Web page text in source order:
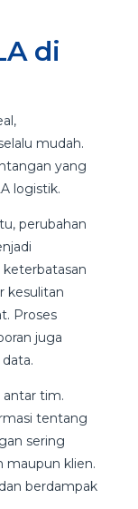
di
mudah.
yang
logistik.
perubahan
kesulitan
Proses
juga
antar tim.
tentang
sering
maupun klien.
berdampak